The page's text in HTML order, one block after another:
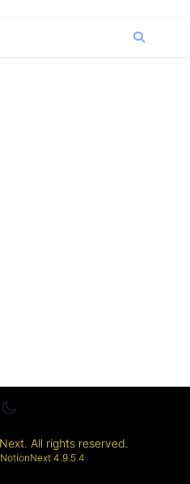
. All rights reserved.
NotionNext 4.9.5.4